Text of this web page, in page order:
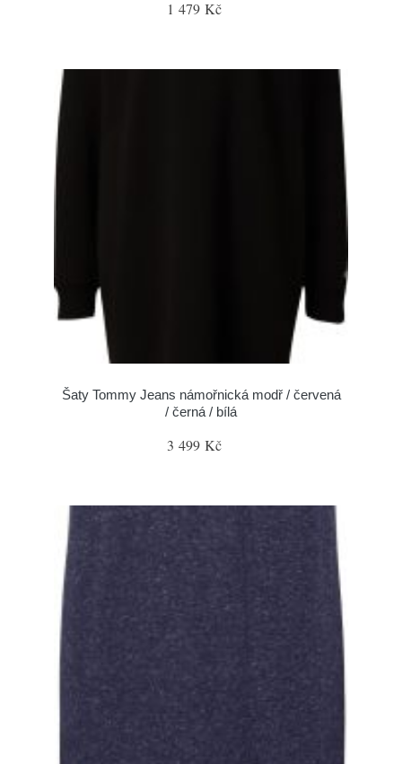
1 479 Kč
Šaty Tommy Jeans námořnická modř / červená
/ černá / bílá
3 499 Kč